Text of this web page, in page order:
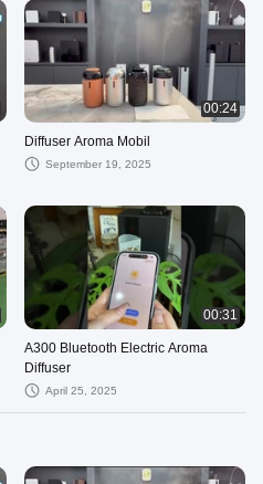
00:24
Diffuser Aroma Mobil
September 19, 2025
00:31
A300 Bluetooth Electric Aroma
Diffuser
April 25, 2025